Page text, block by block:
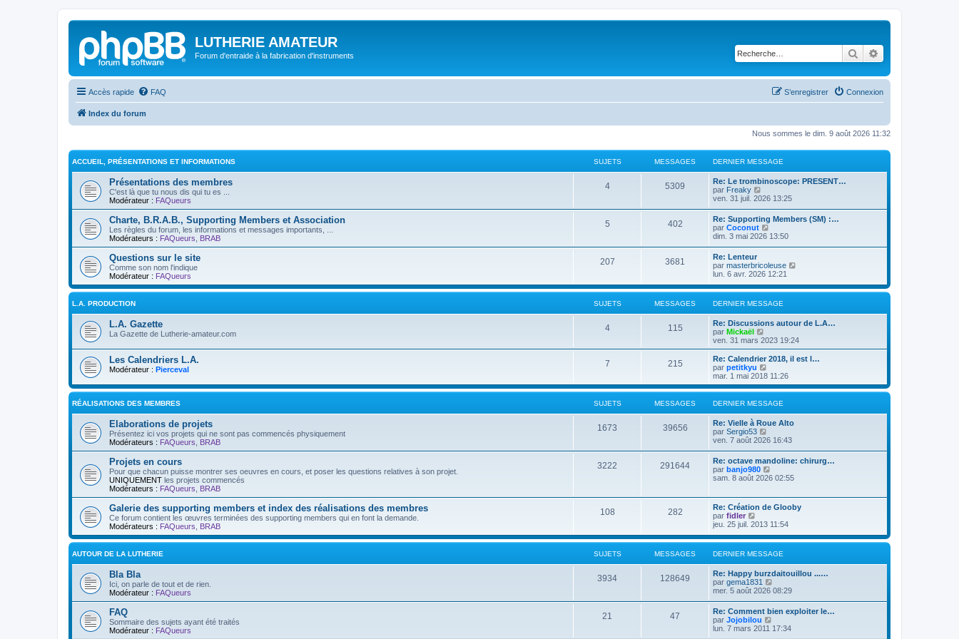
LUTHERIE AMATEUR
Forum d'entraide à la fabrication d'instruments Rechercher
Accès rapide FAQ Connexion
S’enregistrer
Index du forum
Nous sommes le dim. 9 août 2026 11:32
ACCUEIL, PRÉSENTATIONS ET INFORMATIONS SUJETS MESSAGES DERNIER MESSAGE
Présentations des membres
C'est là que tu nous dis qui tu es ...
Modérateur : FAQueurs
4 5309
Re: Le trombinoscope: PRESENT…
par Freaky
o
l
e
d
e
n
i
e
r
m
e
s
s
a
g
e
ven. 31 juil. 2026 13:25
Charte, B.R.A.B., Supporting Members et Association
Les règles du forum, les informations et messages importants, ...
Modérateurs : FAQueurs BRAB
5 402
Re: Supporting Members (SM) :…
par Coconut
o
e
d
e
r
n
i
e
m
s
s
a
g
e
dim. 3 mai 2026 13:50
Questions sur le site
Comme son nom l'indique
Modérateur : FAQueurs
207 3681
Re: Lenteur
par masterbricoleuse
r
d
e
n
i
e
e
s
lun. 6 avr. 2026 12:21
L.A. PRODUCTION SUJETS MESSAGES DERNIER MESSAGE
L.A. Gazette
La Gazette de Lutherie-amateur.com
4 115
Re: Discussions autour de L.A…
par Mickaël
o
i
r
l
e
e
r
n
i
e
r
m
e
s
s
a
ven. 31 mars 2023 19:24
Les Calendriers L.A.
Modérateur : Pierceval
7 215
Re: Calendrier 2018, il est l…
par petitkyu
o
i
r
l
e
n
i
e
r
m
a
g
e
mar. 1 mai 2018 11:26
RÉALISATIONS DES MEMBRES SUJETS MESSAGES DERNIER MESSAGE
Elaborations de projets
Présentez ici vos projets qui ne sont pas commencés physiquement
Modérateurs : FAQueurs BRAB
1673 39656
Re: Vielle à Roue Alto
par Sergio53
o
l
e
d
r
n
e
r
m
e
s
s
a
g
e
ven. 7 août 2026 16:43
Projets en cours
Pour que chacun puisse montrer ses oeuvres en cours, et poser les questions relatives à son projet.
UNIQUEMENT les projets commencés
Modérateurs : FAQueurs BRAB
3222 291644
Re: octave mandoline: chirurg…
par banjo980
o
e
d
e
r
n
i
e
r
m
e
s
a
g
e
sam. 8 août 2026 02:55
Galerie des supporting members et index des réalisations des membres
Ce forum contient les œuvres terminées des supporting members qui en font la demande.
Modérateurs : FAQueurs BRAB
108 282
Re: Création de Glooby
par fidler
o
r
e
d
e
r
n
i
e
r
m
jeu. 25 juil. 2013 11:54
AUTOUR DE LA LUTHERIE SUJETS MESSAGES DERNIER MESSAGE
Bla Bla
Ici, on parle de tout et de rien.
Modérateur : FAQueurs
3934 128649
Re: Happy burzdaitouillou ...…
par gema1831
o
r
l
e
d
mer. 5 août 2026 08:29
FAQ
Sommaire des sujets ayant été traités
Modérateur : FAQueurs
21 47
Re: Comment bien exploiter le…
par Jojobilou
o
lun. 7 mars 2011 17:34